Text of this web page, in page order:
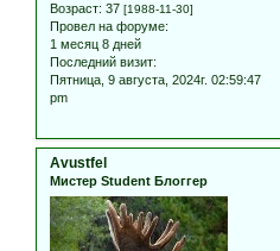
Возраст: 37 [1988-11-30]
Провел на форуме:
1 месяц 8 дней
Последний визит:
Пятница, 9 августа, 2024г. 02:59:47
pm
Avustfel
Мистер Student Блоггер